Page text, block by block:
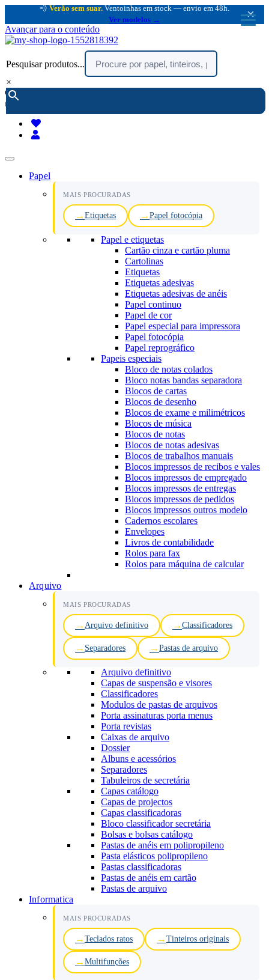
💨 Verão sem suar. Ventoinhas em stock — envio em 48h.
Ver modelos →
×
Avançar para o conteúdo
Pesquisar produtos...
×
encomendar por telefone :
(chamada rede fixa nacional)
Papel
MAIS PROCURADAS
Etiquetas Papel fotocópia
Papel e etiquetas
Cartão cinza e cartão pluma
Cartolinas
Etiquetas
Etiquetas adesivas
Etiquetas adesivas de anéis
Papel continuo
Papel de cor
Papel especial para impressora
Papel fotocópia
Papel reprográfico
Papeis especiais
Bloco de notas colados
Bloco notas bandas separadora
Blocos de cartas
Blocos de desenho
Blocos de exame e milimétricos
Blocos de música
Blocos de notas
Blocos de notas adesivas
Blocos de trabalhos manuais
Blocos impressos de recibos e vales
Blocos impressos de empregado
Blocos impressos de entregas
Blocos impressos de pedidos
Blocos impressos outros modelo
Cadernos escolares
Envelopes
Livros de contabilidade
Rolos para fax
Rolos para máquina de calcular
Arquivo
MAIS PROCURADAS
Arquivo definitivo Classificadores
Separadores Pastas de arquivo
Arquivo definitivo
Capas de suspensão e visores
Classificadores
Modulos de pastas de arquivos
Porta assinaturas porta menus
Porta revistas
Caixas de arquivo
Dossier
Albuns e acessórios
Separadores
Tabuleiros de secretária
Capas catálogo
Capas de projectos
Capas classificadoras
Bloco classificador secretária
Bolsas e bolsas catálogo
Pastas de anéis em polipropileno
Pasta elásticos polipropileno
Pastas classificadoras
Pastas de anéis em cartão
Pastas de arquivo
Informatica
MAIS PROCURADAS
Teclados ratos Tinteiros originais
Multifunções